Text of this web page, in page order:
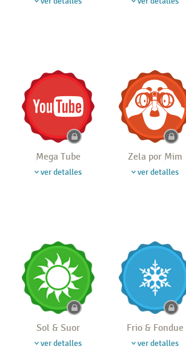
Mega Tube
ver detalles
Zela por Mim
ver detalles
Sol & Suor
ver detalles
Frio & Fondue
ver detalles